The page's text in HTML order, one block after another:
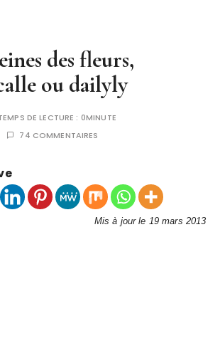
des fleurs,
ou dailyly
DE LECTURE : 0MINUTE
74 COMMENTAIRES
Mis à jour le 19 mars 2013